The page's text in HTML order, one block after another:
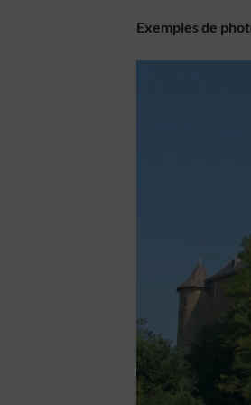
Exemples de